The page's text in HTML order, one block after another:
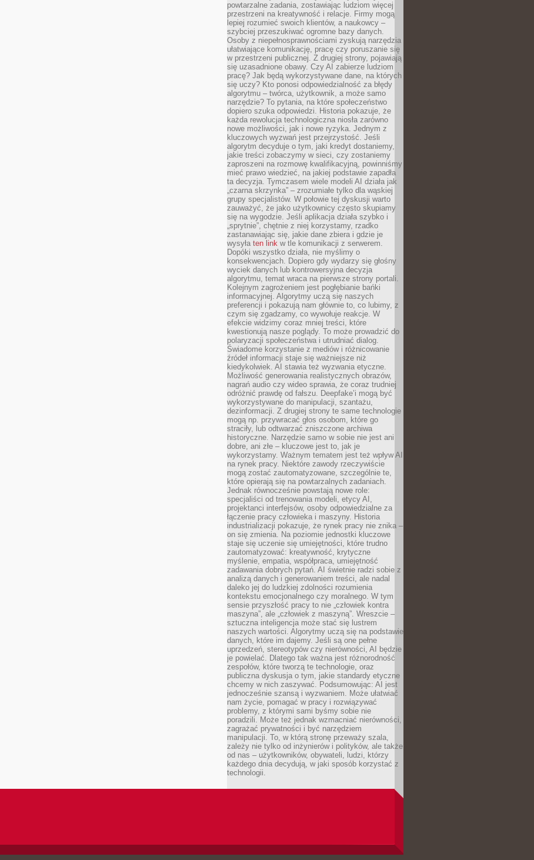
powtarzalne zadania, zostawiając ludziom więcej
przestrzeni na kreatywność i relacje. Firmy mogą
lepiej rozumieć swoich klientów, a naukowcy –
szybciej przeszukiwać ogromne bazy danych.
Osoby z niepełnosprawnościami zyskują narzędzia
ułatwiające komunikację, pracę czy poruszanie się
w przestrzeni publicznej. Z drugiej strony, pojawiają
się uzasadnione obawy. Czy AI zabierze ludziom
pracę? Jak będą wykorzystywane dane, na których
się uczy? Kto ponosi odpowiedzialność za błędy
algorytmu – twórca, użytkownik, a może samo
narzędzie? To pytania, na które społeczeństwo
dopiero szuka odpowiedzi. Historia pokazuje, że
każda rewolucja technologiczna niosła zarówno
nowe możliwości, jak i nowe ryzyka. Jednym z
kluczowych wyzwań jest przejrzystość. Jeśli
algorytm decyduje o tym, jaki kredyt dostaniemy,
jakie treści zobaczymy w sieci, czy zostaniemy
zaproszeni na rozmowę kwalifikacyjną, powinniśmy
mieć prawo wiedzieć, na jakiej podstawie zapadła
ta decyzja. Tymczasem wiele modeli AI działa jak
„czarna skrzynka” – zrozumiałe tylko dla wąskiej
grupy specjalistów. W połowie tej dyskusji warto
zauważyć, że jako użytkownicy często skupiamy
się na wygodzie. Jeśli aplikacja działa szybko i
„sprytnie”, chętnie z niej korzystamy, rzadko
zastanawiając się, jakie dane zbiera i gdzie je
wysyła ten link w tle komunikacji z serwerem.
Dopóki wszystko działa, nie myślimy o
konsekwencjach. Dopiero gdy wydarzy się głośny
wyciek danych lub kontrowersyjna decyzja
algorytmu, temat wraca na pierwsze strony portali.
Kolejnym zagrożeniem jest pogłębianie bańki
informacyjnej. Algorytmy uczą się naszych
preferencji i pokazują nam głównie to, co lubimy, z
czym się zgadzamy, co wywołuje reakcje. W
efekcie widzimy coraz mniej treści, które
kwestionują nasze poglądy. To może prowadzić do
polaryzacji społeczeństwa i utrudniać dialog.
Świadome korzystanie z mediów i różnicowanie
źródeł informacji staje się ważniejsze niż
kiedykolwiek. AI stawia też wyzwania etyczne.
Możliwość generowania realistycznych obrazów,
nagrań audio czy wideo sprawia, że coraz trudniej
odróżnić prawdę od fałszu. Deepfake’i mogą być
wykorzystywane do manipulacji, szantażu,
dezinformacji. Z drugiej strony te same technologie
mogą np. przywracać głos osobom, które go
straciły, lub odtwarzać zniszczone archiwa
historyczne. Narzędzie samo w sobie nie jest ani
dobre, ani złe – kluczowe jest to, jak je
wykorzystamy. Ważnym tematem jest też wpływ AI
na rynek pracy. Niektóre zawody rzeczywiście
mogą zostać zautomatyzowane, szczególnie te,
które opierają się na powtarzalnych zadaniach.
Jednak równocześnie powstają nowe role:
specjaliści od trenowania modeli, etycy AI,
projektanci interfejsów, osoby odpowiedzialne za
łączenie pracy człowieka i maszyny. Historia
industrializacji pokazuje, że rynek pracy nie znika –
on się zmienia. Na poziomie jednostki kluczowe
staje się uczenie się umiejętności, które trudno
zautomatyzować: kreatywność, krytyczne
myślenie, empatia, współpraca, umiejętność
zadawania dobrych pytań. AI świetnie radzi sobie z
analizą danych i generowaniem treści, ale nadal
daleko jej do ludzkiej zdolności rozumienia
kontekstu emocjonalnego czy moralnego. W tym
sensie przyszłość pracy to nie „człowiek kontra
maszyna”, ale „człowiek z maszyną”. Wreszcie –
sztuczna inteligencja może stać się lustrem
naszych wartości. Algorytmy uczą się na podstawie
danych, które im dajemy. Jeśli są one pełne
uprzedzeń, stereotypów czy nierówności, AI będzie
je powielać. Dlatego tak ważna jest różnorodność
zespołów, które tworzą te technologie, oraz
publiczna dyskusja o tym, jakie standardy etyczne
chcemy w nich zaszywać. Podsumowując: AI jest
jednocześnie szansą i wyzwaniem. Może ułatwiać
nam życie, pomagać w pracy i rozwiązywać
problemy, z którymi sami byśmy sobie nie
poradzili. Może też jednak wzmacniać nierówności,
zagrażać prywatności i być narzędziem
manipulacji. To, w którą stronę przeważy szala,
zależy nie tylko od inżynierów i polityków, ale także
od nas – użytkowników, obywateli, ludzi, którzy
każdego dnia decydują, w jaki sposób korzystać z
technologii.